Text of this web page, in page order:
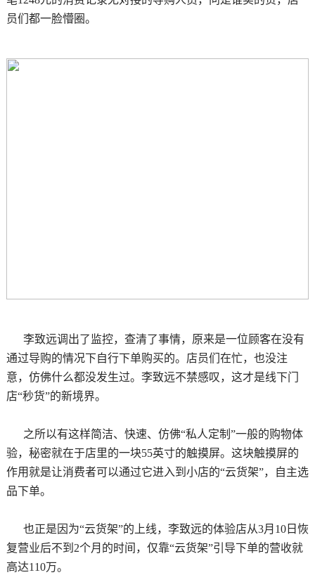
员们都一脸懵圈。
李致远调出了监控，查清了事情，原来是一位顾客在没有
通过导购的情况下自行下单购买的。店员们在忙，也没注
意，仿佛什么都没发生过。李致远不禁感叹，这才是线下门
店“秒货”的新境界。
之所以有这样简洁、快速、仿佛“私人定制”一般的购物体
验，秘密就在于店里的一块55英寸的触摸屏。这块触摸屏的
作用就是让消费者可以通过它进入到小店的“云货架”，自主选
品下单。
也正是因为“云货架”的上线，李致远的体验店从3月10日恢
复营业后不到2个月的时间，仅靠“云货架”引导下单的营收就
高达110万。